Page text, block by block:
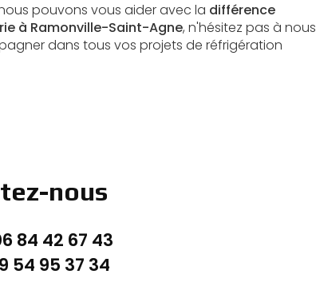
pouvons vous aider avec la différence
à Ramonville-Saint-Agne, n'hésitez pas à nous
dans tous vos projets de réfrigération
nous
84 42 67 43
54 95 37 34